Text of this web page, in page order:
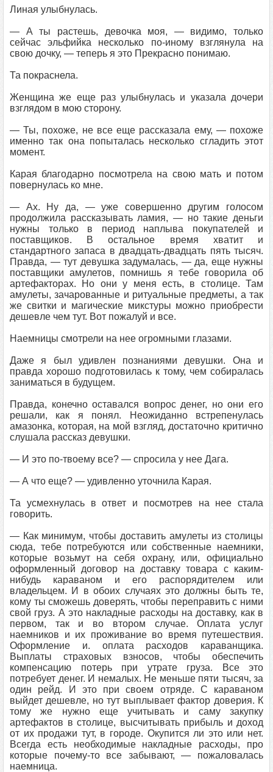
Линая улыбнулась.
— А ты растешь, девочка моя, — видимо, только
сейчас эльфийка несколько по-иному взглянула на
свою дочку, — теперь я это Прекрасно понимаю.
Та покраснела.
Женщина же еще раз улыбнулась и указала дочери
взглядом в мою сторону.
— Ты, похоже, не все еще рассказала ему, — похоже
именно так она попыталась несколько сгладить этот
момент.
Карая благодарно посмотрела на свою мать и потом
повернулась ко мне.
— Ах. Ну да, — уже совершенно другим голосом
продолжила рассказывать ламия, — но такие деньги
нужны только в период наплыва покупателей и
поставщиков. В остальное время хватит и
стандартного запаса в двадцать-двадцать пять тысяч.
Правда, — тут девушка задумалась, — да, еще нужны
поставщики амулетов, помнишь я тебе говорила об
артефакторах. Но они у меня есть, в столице. Там
амулеты, зачарованные и ритуальные предметы, а так
же свитки и магические микстуры можно приобрести
дешевле чем тут. Вот пожалуй и все.
Наемницы смотрели на нее огромными глазами.
Даже я был удивлен познаниями девушки. Она и
правда хорошо подготовилась к тому, чем собиралась
заниматься в будущем.
Правда, конечно оставался вопрос денег, но они его
решали, как я понял. Неожиданно встрепенулась
амазонка, которая, на мой взгляд, достаточно критично
слушала рассказ девушки.
— И это по-твоему все? — спросила у нее Дага.
— А что еще? — удивленно уточнила Карая.
Та усмехнулась в ответ и посмотрев на нее стала
говорить.
— Как минимум, чтобы доставить амулеты из столицы
сюда, тебе потребуются или собственные наемники,
которые возьмут на себя охрану, или, официально
оформленный договор на доставку товара с каким-
нибудь караваном и его распорядителем или
владельцем. И в обоих случаях это должны быть те,
кому ты сможешь доверять, чтобы переправить с ними
свой груз. А это накладные расходы на доставку, как в
первом, так и во втором случае. Оплата услуг
наемников и их проживание во время путешествия.
Оформление и. оплата расходов караванщика.
Выплаты страховых взносов, чтобы обеспечить
компенсацию потерь при утрате груза. Все это
потребует денег. И немалых. Не меньше пяти тысяч, за
один рейд. И это при своем отряде. С караваном
выйдет дешевле, но тут выплывает фактор доверия. К
тому же нужно еще учитывать и саму закупку
артефактов в столице, высчитывать прибыль и доход
от их продажи тут, в городе. Окупится ли это или нет.
Всегда есть необходимые накладные расходы, про
которые почему-то все забывают, — пожаловалась
наемница.